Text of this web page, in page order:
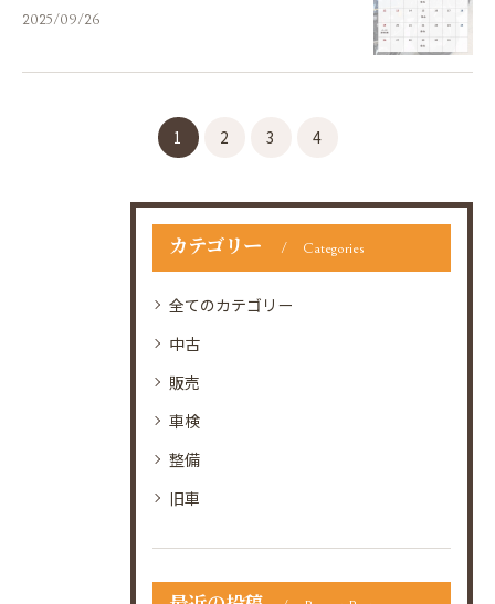
2025/09/26
1 2 3 4
カテゴリー Categories
全てのカテゴリー
中古
販売
車検
整備
旧車